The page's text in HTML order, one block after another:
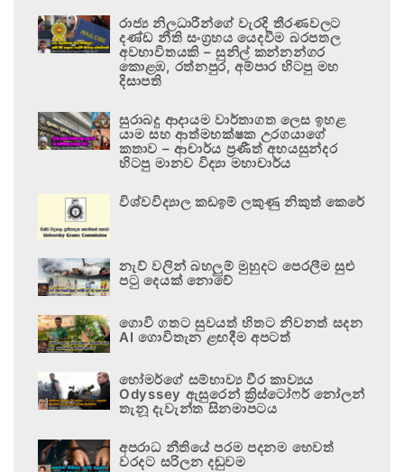
රාජ්‍ය නිලධාරීන්ගේ වැරදි තීරණවලට
දණ්ඩ නීති සංග්‍රහය යෙදවීම බරපතල
අවභාවිතයකි – සුනිල් කන්නන්ගර
කොළඹ, රත්නපුර, අම්පාර හිටපු මහ
දිසාපති
සුරාබදු ආදායම වාර්තාගත ලෙස ඉහළ
යාම සහ ආත්මභක්ෂක උරගයාගේ
කතාව – ආචාර්ය ප්‍රණීත් අභයසුන්දර
හිටපු මානව විද්‍යා මහාචාර්ය
විශ්වවිද්‍යාල කඩඉම් ලකුණු නිකුත් කෙරේ
නැව් වලින් බහලුම් මුහුදට පෙරලීම සුළු
පටු දෙයක් නොවේ
ගොවි ගතට සුවයත් හිතට නිවනත් සදන
AI ගොවිතැන ළඟදීම අපටත්
හෝමර්ගේ සම්භාව්‍ය වීර කාව්‍යය
Odyssey ඇසුරෙන් ක්‍රිස්ටෝෆර් නෝලන්
තැනූ දැවැන්ත සිනමාපටය
අපරාධ නීතියේ පරම පදනම හෙවත්
වරදට සරිලන දඬුවම